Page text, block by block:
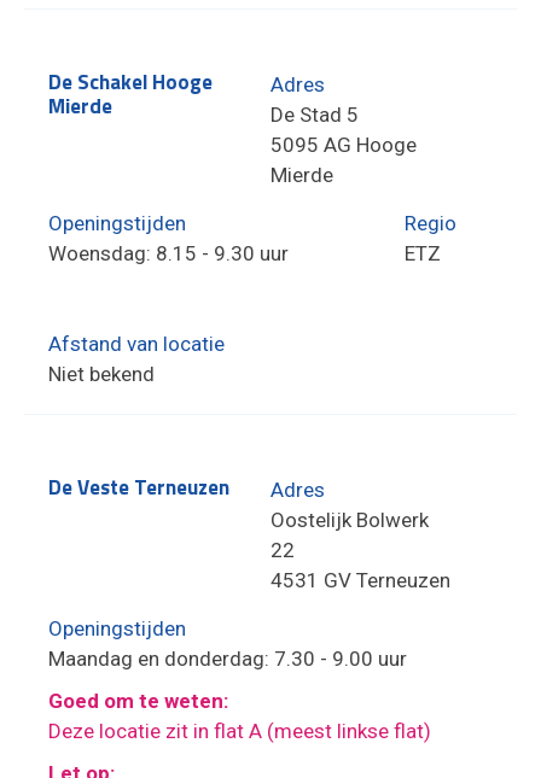
De Schakel Hooge
Mierde
Adres
De Stad 5
5095 AG Hooge
Mierde
Openingstijden
Woensdag: 8.15 - 9.30 uur
Regio
ETZ
Afstand van locatie
Niet bekend
De Veste Terneuzen
Adres
Oostelijk Bolwerk
22
4531 GV Terneuzen
Openingstijden
Maandag en donderdag: 7.30 - 9.00 uur
Goed om te weten:
Deze locatie zit in flat A (meest linkse flat)
Let op: